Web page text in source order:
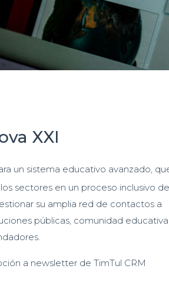
XXI
un sistema educativo avanzado,
sectores en un proceso inclusivo de
su amplia red de contactos a
públicas, comunidad educativa,
a newsletter de TimTul CRM